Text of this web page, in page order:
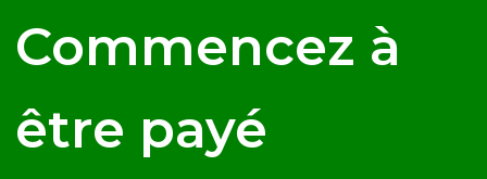
Commencez à
être payé